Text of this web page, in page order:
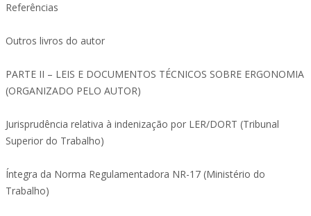
Referências
Outros livros do autor
PARTE II – LEIS E DOCUMENTOS TÉCNICOS SOBRE ERGONOMIA
(ORGANIZADO PELO AUTOR)
Jurisprudência relativa à indenização por LER/DORT (Tribunal
Superior do Trabalho)
Íntegra da Norma Regulamentadora NR-17 (Ministério do
Trabalho)